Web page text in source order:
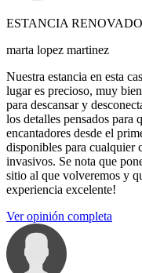
ESTANCIA
marta lopez martinez
Nuestra estancia en esta
lugar es precioso, muy
para descansar y
los detalles pensados para
encantadores desde el
disponibles para cualquier
invasivos. Se nota que
sitio al que volveremos y
experiencia excelente!
Ver opinión completa